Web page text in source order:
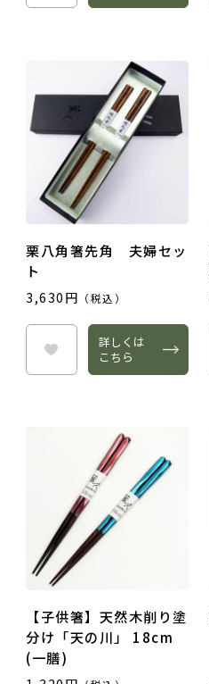
栗八角箸先角 夫婦セッ
ト
3,630円 （税込）
詳しくは
こちら
【子供箸】天然木削り塗
分け「天の川」 18cm
(一膳)